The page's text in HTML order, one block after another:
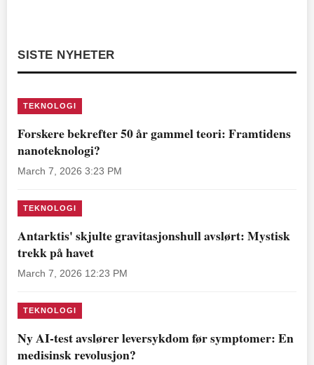
SISTE NYHETER
TEKNOLOGI
Forskere bekrefter 50 år gammel teori: Framtidens
nanoteknologi?
March 7, 2026 3:23 PM
TEKNOLOGI
Antarktis' skjulte gravitasjonshull avslørt: Mystisk
trekk på havet
March 7, 2026 12:23 PM
TEKNOLOGI
Ny AI-test avslører leversykdom før symptomer: En
medisinsk revolusjon?